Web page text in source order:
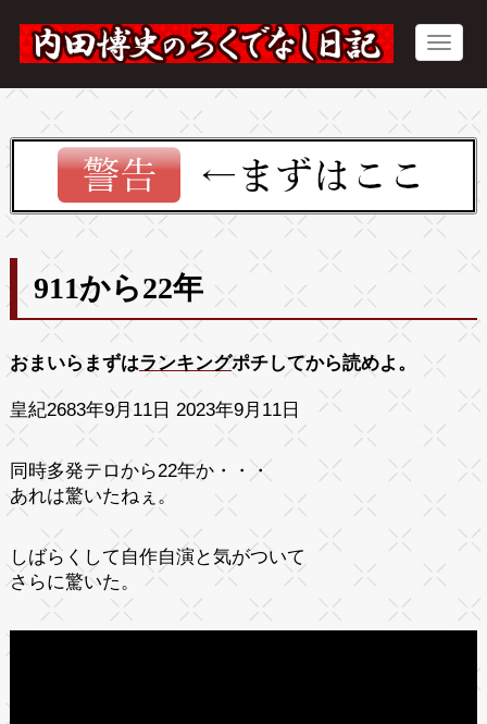
911から22年
おまいらまずはランキングポチしてから読めよ。
皇紀2683年9月11日 2023年9月11日
同時多発テロから22年か・・・
あれは驚いたねぇ。
しばらくして自作自演と気がついて
さらに驚いた。